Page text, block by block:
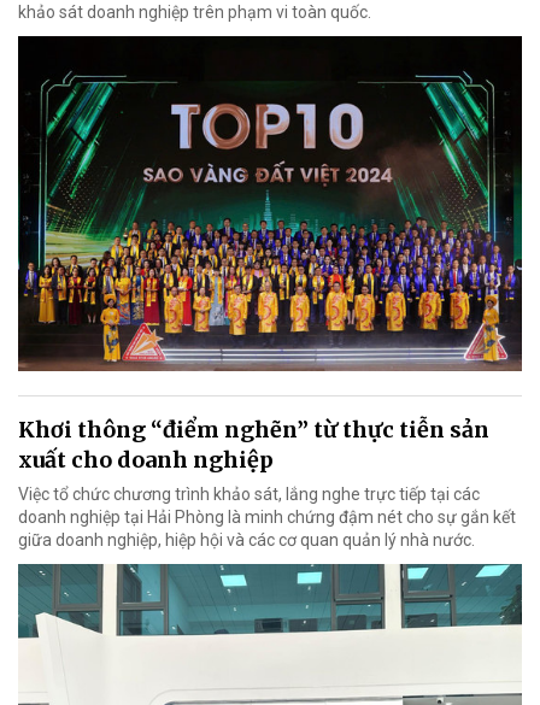
khảo sát doanh nghiệp trên phạm vi toàn quốc.
Khơi thông “điểm nghẽn” từ thực tiễn sản
xuất cho doanh nghiệp
Việc tổ chức chương trình khảo sát, lắng nghe trực tiếp tại các
doanh nghiệp tại Hải Phòng là minh chứng đậm nét cho sự gắn kết
giữa doanh nghiệp, hiệp hội và các cơ quan quản lý nhà nước.